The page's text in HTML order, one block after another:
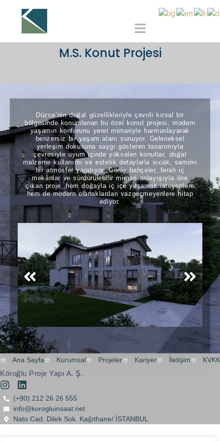
M.S. Konut Projesi
Düzce’nin doğal güzellikleriyle çevrili kırsal bir
bölgesinde konumlanan bu özel konut projesi, modern
yaşamın konforunu yerel mimariyle harmanlayarak
benzersiz bir yaşam alanı sunuyor. Geleneksel
yerleşim dokusuna saygı gösteren tasarımıyla
çevresiyle uyum içinde yükselen konutlar, doğal
malzeme kullanımı ve estetik detaylarla sıcak, samimi
bir atmosfer yaratıyor. Geniş bahçeler, ferah iç
mekânlar ve sürdürülebilir mimari anlayışıyla öne
çıkan proje, hem doğayla iç içe yaşamak isteyenlere
hem de modern olanaklardan vazgeçmeyenlere hitap
ediyor.
Ana Sayfa Kurumsal Projeler Kariyer İletişim KVKK
Köroğlu Proje Yapı A. Ş.
(+90) 212 26 26 555
info@korogluinsaat.net
Nato Cad. Dilek Sok. Kağıthane/ İSTANBUL